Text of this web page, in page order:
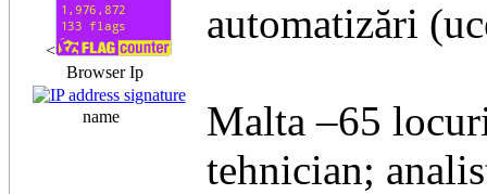
<
Browser Ip
name
automatizări
Malta –65
tehnician;